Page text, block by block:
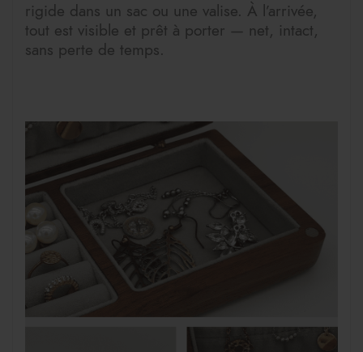
rigide dans un sac ou une valise. À l’arrivée,
tout est visible et prêt à porter — net, intact,
sans perte de temps.